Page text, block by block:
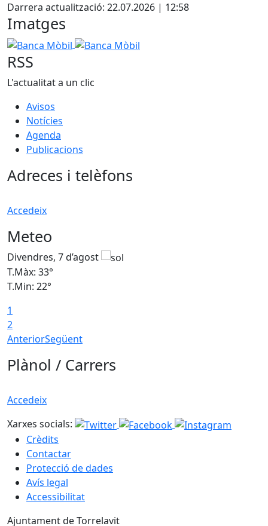
Darrera actualització: 22.07.2026 | 12:58
Imatges
Banca Mòbil Banca Mòbil
RSS
L'actualitat a un clic
Avisos
Notícies
Agenda
Publicacions
Adreces i telèfons
Accedeix
Meteo
Divendres, 7 d’agost
T.Màx: 33°
T.Min: 22°
1
2
AnteriorSegüent
Plànol / Carrers
Accedeix
Xarxes socials:
Crèdits
Contactar
Protecció de dades
Avís legal
Accessibilitat
Ajuntament de Torrelavit